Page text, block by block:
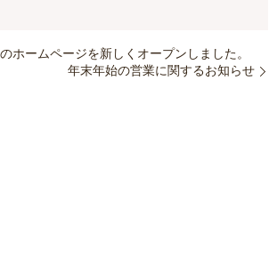
ホームページを新しくオープンしました。
年末年始の営業に関するお知らせ